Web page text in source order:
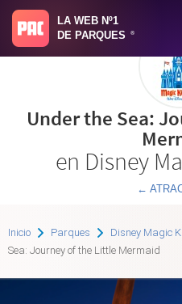
LA WEB Nº1
DE PARQUES
®
Under the Sea:
en Disney
←
Inicio Parques Disney Magic
Sea: Journey of the Little Mermaid